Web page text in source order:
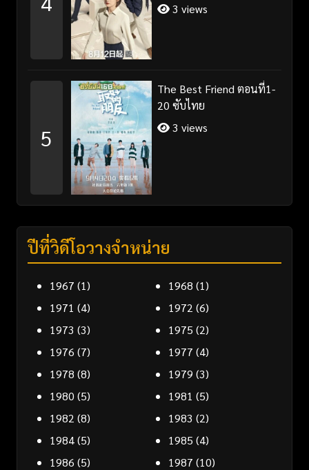
3 views
5
The Best Friend ตอนที่1-
20 ซับไทย
3 views
ปีที่วิดีโอวางจำหน่าย
1967 (1) 1968 (1)
1971 (4) 1972 (6)
1973 (3) 1975 (2)
1976 (7) 1977 (4)
1978 (8) 1979 (3)
1980 (5) 1981 (5)
1982 (8) 1983 (2)
1984(5) 1985 (4)
1986 (5) 1987 (10)